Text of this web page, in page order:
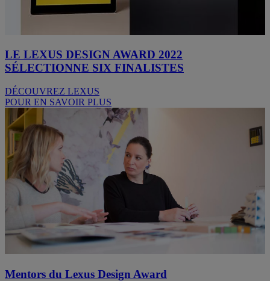
LE LEXUS DESIGN AWARD 2022
SÉLECTIONNE SIX FINALISTES
DÉCOUVREZ LEXUS
POUR EN SAVOIR PLUS
Mentors du Lexus Design Award